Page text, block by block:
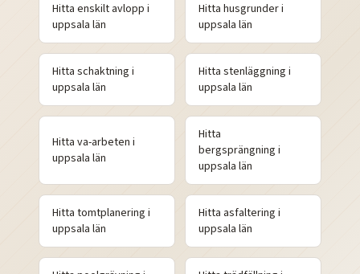
Hitta enskilt avlopp i
uppsala län
Hitta husgrunderi
uppsala län
Hitta schaktning i
uppsala län
Hitta stenläggning i
uppsala län
Hitta va-arbeten i
uppsala län
Hitta
bergsprängning i
uppsala län
Hitta tomtplanering i
uppsala län
Hitta asfaltering i
uppsala län